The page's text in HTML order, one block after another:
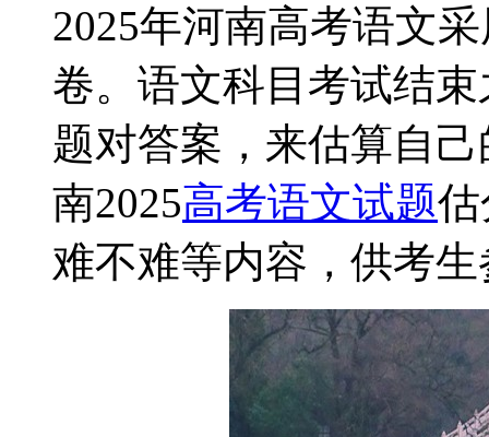
2025年河南高考语文
卷。语文科目考试结
题对答案，来估算自
南2025高考语文试题
难不难等内容，供考